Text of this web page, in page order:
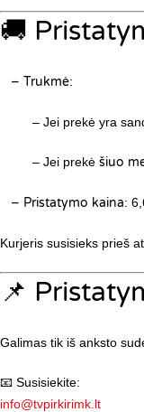
🚚
– Trukmė:
– Jei prekė yra
– Jei prekė šiuo
– Pristatymo kaina:
Kurjeris susisieks prieš
📌
Galimas tik iš anksto
📧 Susisiekite:
info@tvpirkirimk.lt